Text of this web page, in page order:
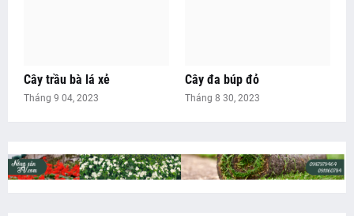
Cây trầu bà lá xẻ
Tháng 9 04, 2023
Cây đa búp đỏ
Tháng 8 30, 2023